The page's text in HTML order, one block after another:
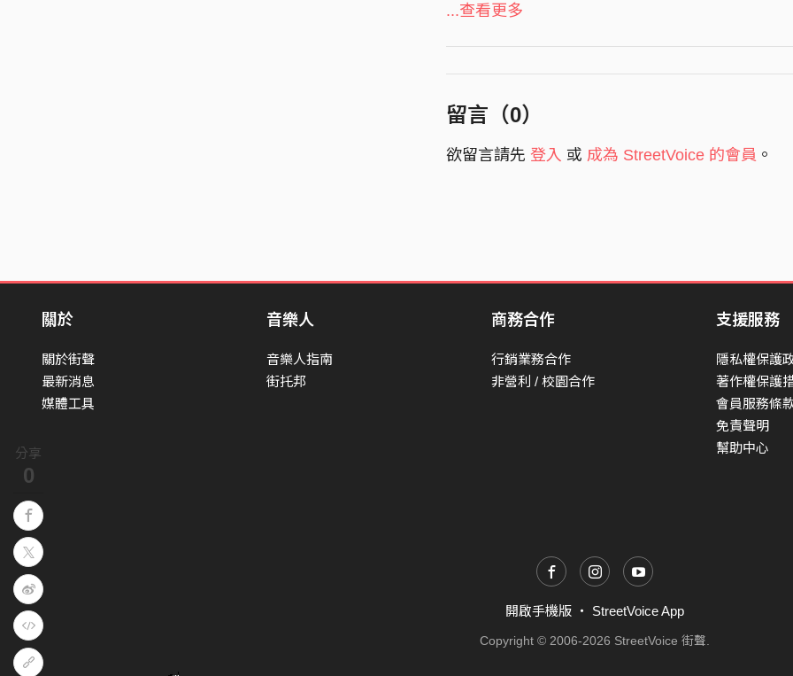
分享
0
唱:蔡志昂(O.U Music)
水中月啊 惦惦操煩 景緻遐爾水 等無人歌詩 這馬
鬧熱繁華 置叨位藏 活城變封城 瘟疫的赫驚 拆散
無藥通醫 風聲四起 命運 判生判死
好心壞心 炒炒歸鼎 管你 好額抑散赤
風雨霆雷 有陣人 出頭 攏無計較
勇敢來對招 希望會帶來希望
空城放到當時啥人知
空城放到當時啥人知
風雨霆雷 有陣人 出頭 攏無計較
...查看更多
留言（0）
欲留言請先 登入 或 成為 StreetVoice 的會員 。
關於
關於街聲
最新消息
媒體工具
音樂人
音樂人指南
街托邦
商務合作
行銷業務合作
非營利 / 校園合作
支援服務
隱私權保護
著作權保護
會員服務條
免責聲明
幫助中心
開啟手機版 ・ StreetVoice App
Copyright © 2006-2026 StreetVoice 街聲.